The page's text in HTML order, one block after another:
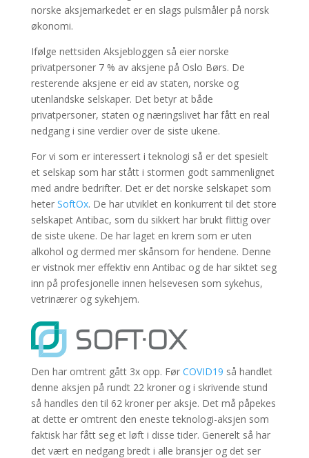
norske aksjemarkedet er en slags pulsmåler på norsk
økonomi.
Ifølge nettsiden Aksjebloggen så eier norske
privatpersoner 7 % av aksjene på Oslo Børs. De
resterende aksjene er eid av staten, norske og
utenlandske selskaper. Det betyr at både
privatpersoner, staten og næringslivet har fått en real
nedgang i sine verdier over de siste ukene.
For vi som er interessert i teknologi så er det spesielt
et selskap som har stått i stormen godt sammenlignet
med andre bedrifter. Det er det norske selskapet som
heter SoftOx. De har utviklet en konkurrent til det store
selskapet Antibac, som du sikkert har brukt flittig over
de siste ukene. De har laget en krem som er uten
alkohol og dermed mer skånsom for hendene. Denne
er vistnok mer effektiv enn Antibac og de har siktet seg
inn på profesjonelle innen helsevesen som sykehus,
vetrinærer og sykehjem.
Den har omtrent gått 3x opp. Før COVID19 så handlet
denne aksjen på rundt 22 kroner og i skrivende stund
så handles den til 62 kroner per aksje. Det må påpekes
at dette er omtrent den eneste teknologi-aksjen som
faktisk har fått seg et løft i disse tider. Generelt så har
det vært en nedgang bredt i alle bransjer og det ser